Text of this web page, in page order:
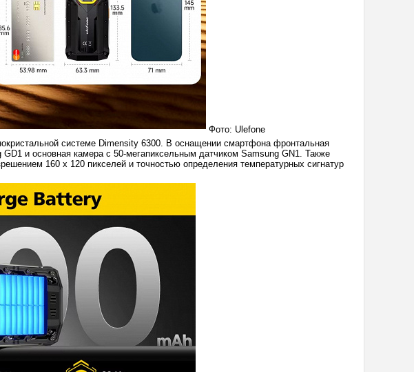
Фото: Ulefone
системе Dimensity 6300. В оснащении смартфона фронтальная
и основная камера с 50-мегапиксельным датчиком Samsung GN1. Также
160 х 120 пикселей и точностью определения температурных сигнатур